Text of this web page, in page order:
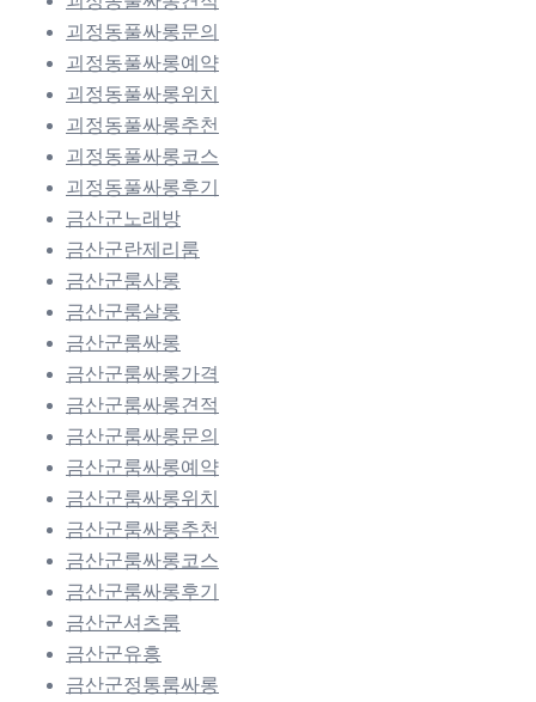
괴정동풀싸롱문의
괴정동풀싸롱예약
괴정동풀싸롱위치
괴정동풀싸롱추천
괴정동풀싸롱코스
괴정동풀싸롱후기
금산군노래방
금산군란제리룸
금산군룸사롱
금산군룸살롱
금산군룸싸롱
금산군룸싸롱가격
금산군룸싸롱견적
금산군룸싸롱문의
금산군룸싸롱예약
금산군룸싸롱위치
금산군룸싸롱추천
금산군룸싸롱코스
금산군룸싸롱후기
금산군셔츠룸
금산군유흥
금산군정통룸싸롱